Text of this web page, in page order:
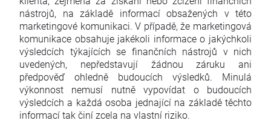
nástrojů, na základě informací obsažených v této
marketingové komunikaci. V případě, že marketingová
komunikace obsahuje jakékoli informace o jakýchkoli
výsledcích týkajících se finančních nástrojů v nich
uvedených, nepředstavují žádnou záruku ani
předpověď ohledně budoucích výsledků. Minulá
výkonnost nemusí nutně vypovídat o budoucích
výsledcích a každá osoba jednající na základě těchto
informací tak činí zcela na vlastní riziko.